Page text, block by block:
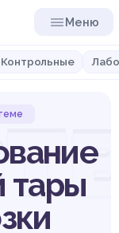
Меню
Контрольные
тары